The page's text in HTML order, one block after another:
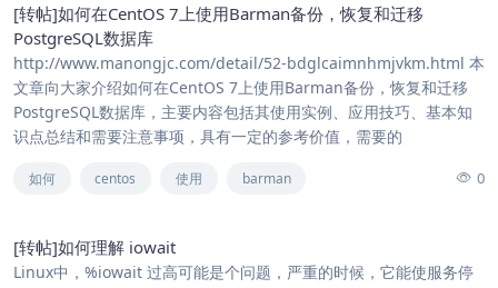
[转帖]如何在CentOS 7上使用Barman备份，恢复和迁移
PostgreSQL数据库
http://www.manongjc.com/detail/52-bdglcaimnhmjvkm.html 本
文章向大家介绍如何在CentOS 7上使用Barman备份，恢复和迁移
PostgreSQL数据库，主要内容包括其使用实例、应用技巧、基本知
识点总结和需要注意事项，具有一定的参考价值，需要的
如何 centos 使用 barman 0
[转帖]如何理解 iowait
Linux中，%iowait 过高可能是个问题，严重的时候，它能使服务停